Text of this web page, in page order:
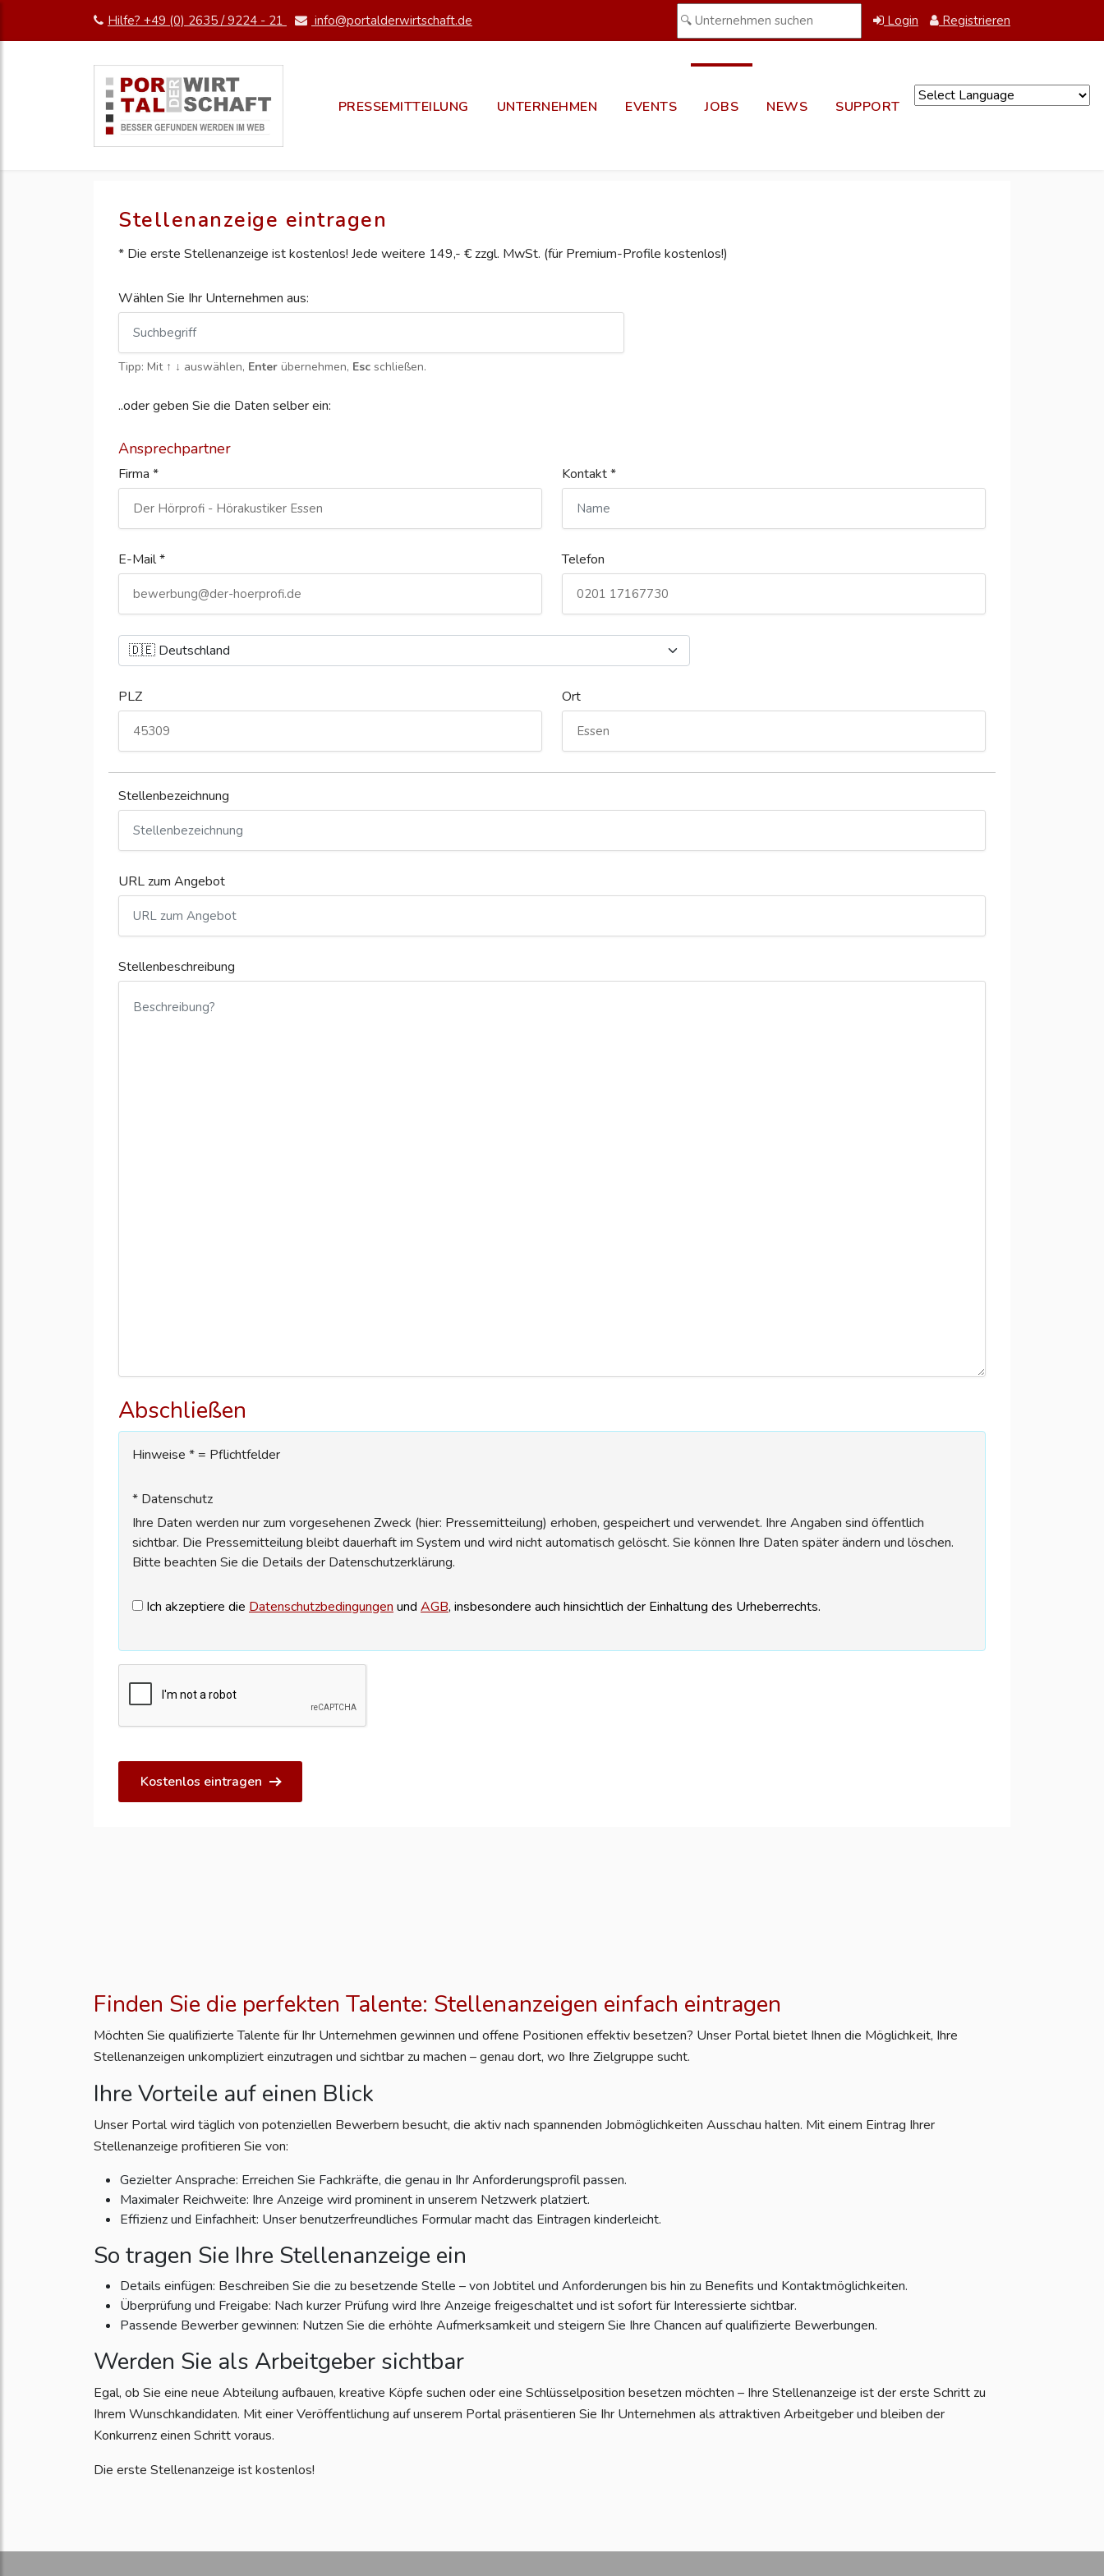
Hilfe? +49 (0) 2635 / 9224 - 21 info@portalderwirtschaft.de Login Registrieren
PRESSEMITTEILUNG UNTERNEHMEN EVENTS JOBS NEWS SUPPORT
Stellenanzeige eintragen
* Die erste Stellenanzeige ist kostenlos! Jede weitere 149,- € zzgl. MwSt. (für Premium-Profile kostenlos!)
Wählen Sie Ihr Unternehmen aus:
Tipp: Mit ↑ ↓ auswählen, Enter übernehmen, Esc schließen.
..oder geben Sie die Daten selber ein:
Ansprechpartner
Firma * Kontakt *
E-Mail * Telefon
PLZ Ort
Stellenbezeichnung
URL zum Angebot
Stellenbeschreibung
Abschließen
Hinweise * = Pflichtfelder
* Datenschutz
Ihre Daten werden nur zum vorgesehenen Zweck (hier: Pressemitteilung) erhoben, gespeichert und verwendet. Ihre Angaben sind öffentlich
sichtbar. Die Pressemitteilung bleibt dauerhaft im System und wird nicht automatisch gelöscht. Sie können Ihre Daten später ändern und löschen.
Bitte beachten Sie die Details der Datenschutzerklärung.
Ich akzeptiere die Datenschutzbedingungen und AGB, insbesondere auch hinsichtlich der Einhaltung des Urheberrechts.
Kostenlos eintragen
Finden Sie die perfekten Talente: Stellenanzeigen einfach eintragen
Möchten Sie qualifizierte Talente für Ihr Unternehmen gewinnen und offene Positionen effektiv besetzen? Unser Portal bietet Ihnen die Möglichkeit, Ihre
Stellenanzeigen unkompliziert einzutragen und sichtbar zu machen – genau dort, wo Ihre Zielgruppe sucht.
Ihre Vorteile auf einen Blick
Unser Portal wird täglich von potenziellen Bewerbern besucht, die aktiv nach spannenden Jobmöglichkeiten Ausschau halten. Mit einem Eintrag Ihrer
Stellenanzeige profitieren Sie von:
Gezielter Ansprache: Erreichen Sie Fachkräfte, die genau in Ihr Anforderungsprofil passen.
Maximaler Reichweite: Ihre Anzeige wird prominent in unserem Netzwerk platziert.
Effizienz und Einfachheit: Unser benutzerfreundliches Formular macht das Eintragen kinderleicht.
So tragen Sie Ihre Stellenanzeige ein
Details einfügen: Beschreiben Sie die zu besetzende Stelle – von Jobtitel und Anforderungen bis hin zu Benefits und Kontaktmöglichkeiten.
Überprüfung und Freigabe: Nach kurzer Prüfung wird Ihre Anzeige freigeschaltet und ist sofort für Interessierte sichtbar.
Passende Bewerber gewinnen: Nutzen Sie die erhöhte Aufmerksamkeit und steigern Sie Ihre Chancen auf qualifizierte Bewerbungen.
Werden Sie als Arbeitgeber sichtbar
Egal, ob Sie eine neue Abteilung aufbauen, kreative Köpfe suchen oder eine Schlüsselposition besetzen möchten – Ihre Stellenanzeige ist der erste Schritt zu
Ihrem Wunschkandidaten. Mit einer Veröffentlichung auf unserem Portal präsentieren Sie Ihr Unternehmen als attraktiven Arbeitgeber und bleiben der
Konkurrenz einen Schritt voraus.
Die erste Stellenanzeige ist kostenlos!